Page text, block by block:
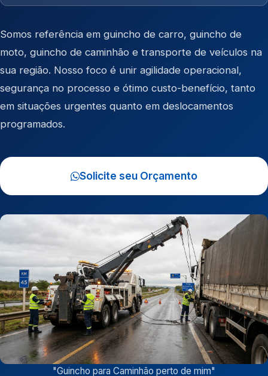
Somos referência em guincho de carro, guincho de
moto, guincho de caminhão e transporte de veículos na
sua região. Nosso foco é unir agilidade operacional,
segurança no processo e ótimo custo-benefício, tanto
em situações urgentes quanto em deslocamentos
programados.
Solicite seu Orçamento
"Guincho para Caminhão perto de mim"